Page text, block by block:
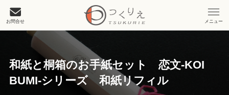
お問合せ メニュー
和紙と桐箱のお手紙セット 恋文-KOI
BUMI-シリーズ 和紙リフィル